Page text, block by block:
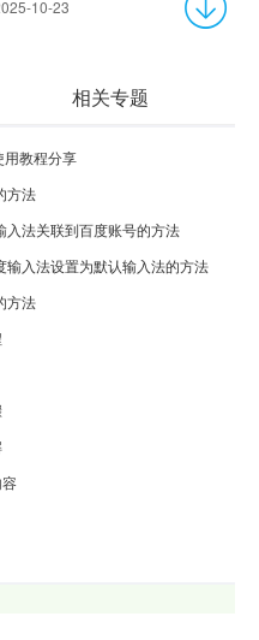
10-23
相关专题
教程分享
方法
法关联到百度账号的方法
入法设置为默认输入法的方法
方法